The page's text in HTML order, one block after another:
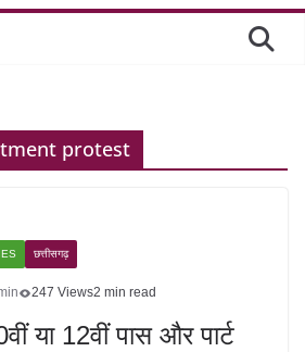
protest
छत्तीसगढ़
247 Views2 min read
या 12वीं पास और पार्ट